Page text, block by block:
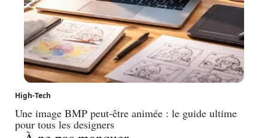
High-Tech
Une image BMP peut-être animée : le guide ultime
pour tous les designers